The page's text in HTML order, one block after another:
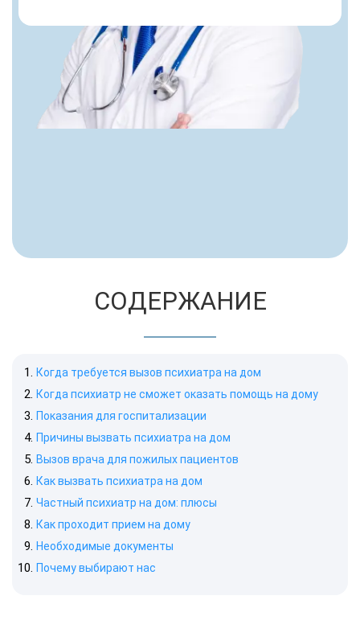
СОДЕРЖАНИЕ
Когда требуется вызов психиатра на дом
Когда психиатр не сможет оказать помощь на дому
Показания для госпитализации
Причины вызвать психиатра на дом
Вызов врача для пожилых пациентов
Как вызвать психиатра на дом
Частный психиатр на дом: плюсы
Как проходит прием на дому
Необходимые документы
Почему выбирают нас